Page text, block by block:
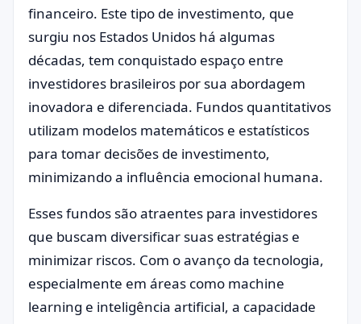
financeiro. Este tipo de investimento, que
surgiu nos Estados Unidos há algumas
décadas, tem conquistado espaço entre
investidores brasileiros por sua abordagem
inovadora e diferenciada. Fundos quantitativos
utilizam modelos matemáticos e estatísticos
para tomar decisões de investimento,
minimizando a influência emocional humana.
Esses fundos são atraentes para investidores
que buscam diversificar suas estratégias e
minimizar riscos. Com o avanço da tecnologia,
especialmente em áreas como machine
learning e inteligência artificial, a capacidade